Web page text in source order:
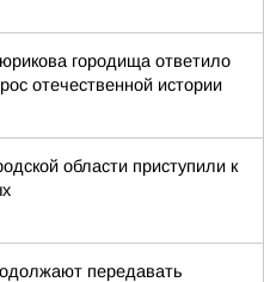
городища ответило
отечественной истории
области приступили к
передавать